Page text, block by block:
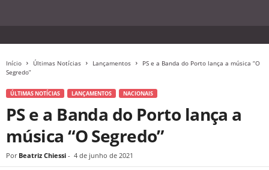
Início Últimas Notícias Lançamentos
PS e a Banda do Porto lança a música “O
Segredo”
ÚLTIMAS NOTÍCIAS LANÇAMENTOS NACIONAIS
PS e a Banda do Porto lança a
música “O Segredo”
Por Beatriz Chiessi - 4 de junho de 2021